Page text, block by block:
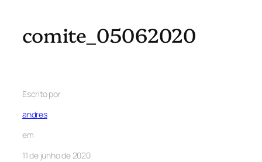
comite_05062020
Escrito por
andres
em
11 de junho de 2020